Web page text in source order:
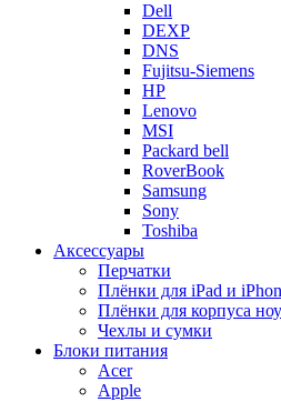
Dell
DEXP
DNS
Fujitsu-Siemens
HP
Lenovo
MSI
Packard bell
RoverBook
Samsung
Sony
Toshiba
Аксессуары
Перчатки
Плёнки для iPad и
Плёнки для корпуса
Чехлы и сумки
Блоки питания
Acer
Apple